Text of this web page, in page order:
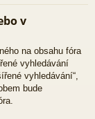
v
na obsahu fóra
vyhledávání
vyhledávání“,
bude